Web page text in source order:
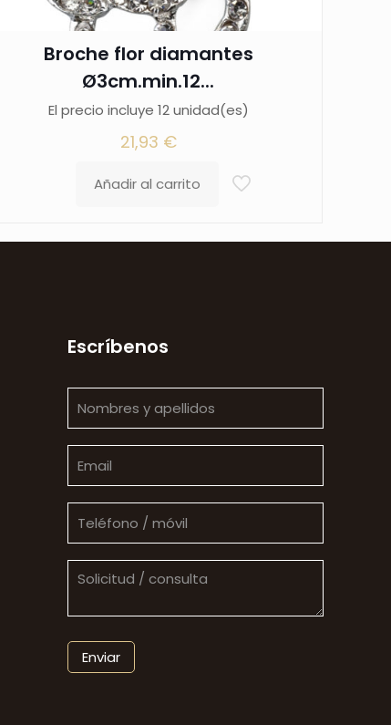
Broche flor diamantes
Ø3cm.min.12...
El precio incluye 12 unidad(es)
21,93 €
Añadir al carrito
Escríbenos